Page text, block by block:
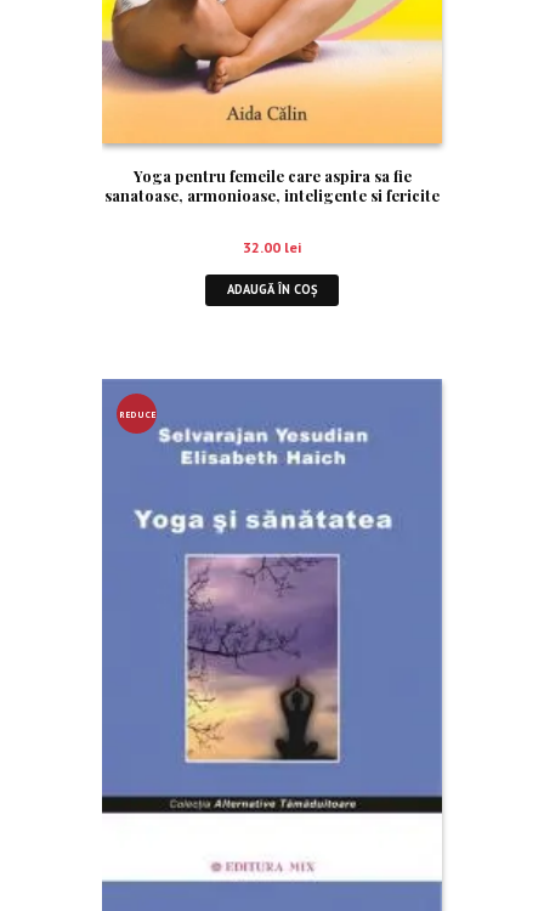
Yoga pentru femeile care aspira sa fie
sanatoase, armonioase, inteligente si fericite
32.00 lei
ADAUGĂ ÎN COȘ
REDUCE